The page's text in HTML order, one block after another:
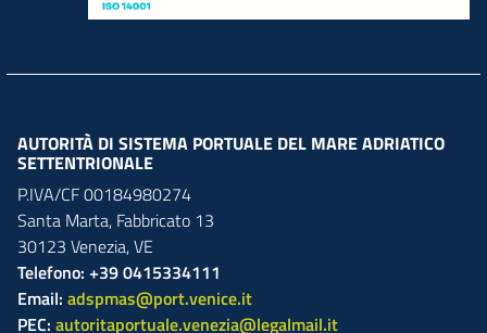
AUTORITÀ DI SISTEMA PORTUALE DEL MARE ADRIATICO
SETTENTRIONALE
P.IVA/CF 00184980274
Santa Marta, Fabbricato 13
30123 Venezia,VE
Telefono: +39 0415334111
Email: adspmas@port.venice.it
PEC: autoritaportuale.venezia@legalmail.it